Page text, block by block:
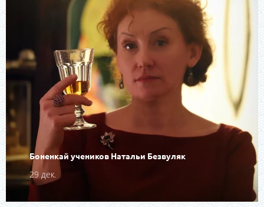
Боненкай учеников Натальи Безвуляк
29 дек.